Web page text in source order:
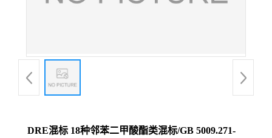
DRE混标 18种邻苯二甲酸酯类混标/GB 5009.271-